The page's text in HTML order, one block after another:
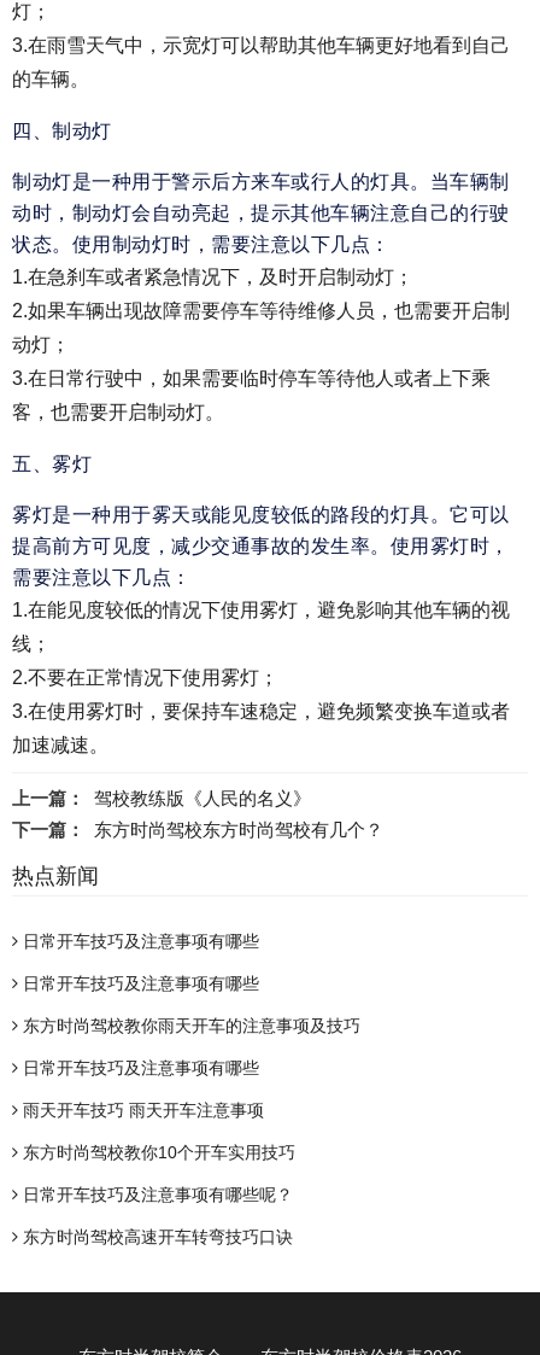
灯；
3.在雨雪天气中，示宽灯可以帮助其他车辆更好地看到自己
的车辆。
四、制动灯
制动灯是一种用于警示后方来车或行人的灯具。当车辆制
动时，制动灯会自动亮起，提示其他车辆注意自己的行驶
状态。使用制动灯时，需要注意以下几点：
1.在急刹车或者紧急情况下，及时开启制动灯；
2.如果车辆出现故障需要停车等待维修人员，也需要开启制
动灯；
3.在日常行驶中，如果需要临时停车等待他人或者上下乘
客，也需要开启制动灯。
五、雾灯
雾灯是一种用于雾天或能见度较低的路段的灯具。它可以
提高前方可见度，减少交通事故的发生率。使用雾灯时，
需要注意以下几点：
1.在能见度较低的情况下使用雾灯，避免影响其他车辆的视
线；
2.不要在正常情况下使用雾灯；
3.在使用雾灯时，要保持车速稳定，避免频繁变换车道或者
加速减速。
上一篇：
驾校教练版《人民的名义》
下一篇：
东方时尚驾校东方时尚驾校有几个？
热点新闻
日常开车技巧及注意事项有哪些
日常开车技巧及注意事项有哪些
东方时尚驾校教你雨天开车的注意事项及技巧
日常开车技巧及注意事项有哪些
雨天开车技巧 雨天开车注意事项
东方时尚驾校教你10个开车实用技巧
日常开车技巧及注意事项有哪些呢？
东方时尚驾校高速开车转弯技巧口诀